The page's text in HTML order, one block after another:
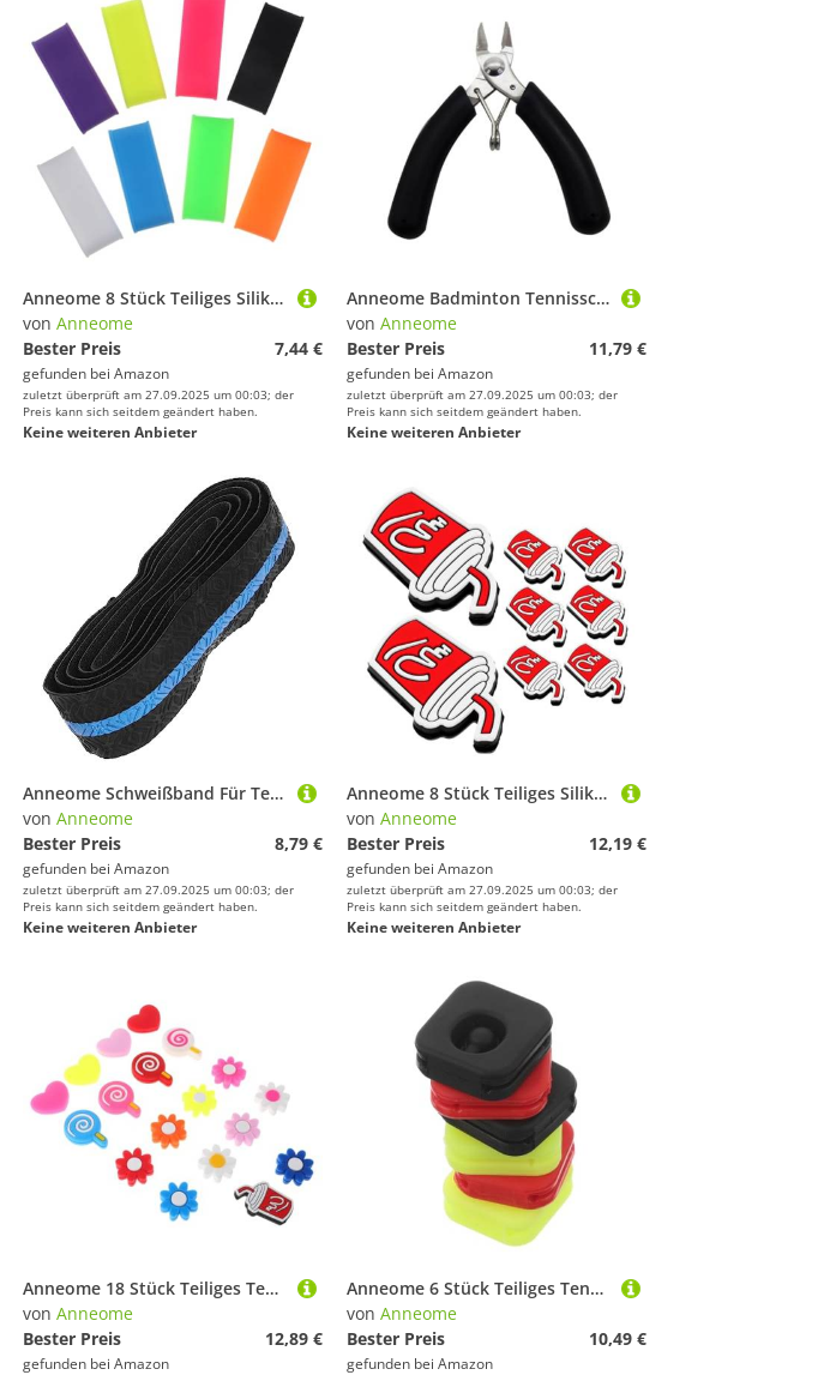
Anneome 8 Stück Teiliges Silikon Racket Grip Elastische Anti rutsch Ringe für Tennis und Badminton Flexible Griffbänder Verschleißfest Passend für Schläger Praktisches Zubehör für
von Anneome
Bester Preis
7,44 €
gefunden bei Amazon
zuletzt überprüft am 27.09.2025 um 00:03; der
Preis kann sich seitdem geändert haben.
Keine weiteren Anbieter
Anneome Badminton Tennisschläger Drahtschneider Diagonalzange Besaitungswerkzeug Präzise Schnitte Sicheres Material Ergonomisch Für Besaitungsmaschine
von Anneome
Bester Preis
11,79 €
gefunden bei Amazon
zuletzt überprüft am 27.09.2025 um 00:03; der
Preis kann sich seitdem geändert haben.
Keine weiteren Anbieter
Anneome Schweißband Für Tennisschläger Anti-griffband Schlägergriffband Badminton-Griff Angelrutengriff Wiederverwendbar Robust Schwarz/0 1 M
von Anneome
Bester Preis
8,79 €
gefunden bei Amazon
zuletzt überprüft am 27.09.2025 um 00:03; der
Preis kann sich seitdem geändert haben.
Keine weiteren Anbieter
Anneome 8 Stück Teiliges Silikon Tennis Racket Dämpfer Weiche Cartoon Schockabsorber zur Vibrationskontrolle und Stabilisierung Einfach zu Befestigen für Training und Freizeitspieler
von Anneome
Bester Preis
12,19 €
gefunden bei Amazon
zuletzt überprüft am 27.09.2025 um 00:03; der
Preis kann sich seitdem geändert haben.
Keine weiteren Anbieter
Anneome 18 Stück Teiliges Tennisracket Stoßdämpfer aus Robustem Silikon Vibrationsabsorbierend und Armfreundlich Schützt Saiten Rahmen Verbessert Stabilität und Bequemlichkeit für Spieler
von Anneome
Bester Preis
12,89 €
gefunden bei Amazon
Anneome 6 Stück Teiliges Tennis Vibrationsdämpfer aus Robustem Silikon Quadratische Stoßdämpfer für Tennisschläger und Squashschläger Verbessert Ballkontrolle und Schlagstabilität
von Anneome
Bester Preis
10,49 €
gefunden bei Amazon